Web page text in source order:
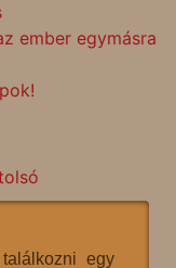
ember egymásra
egy